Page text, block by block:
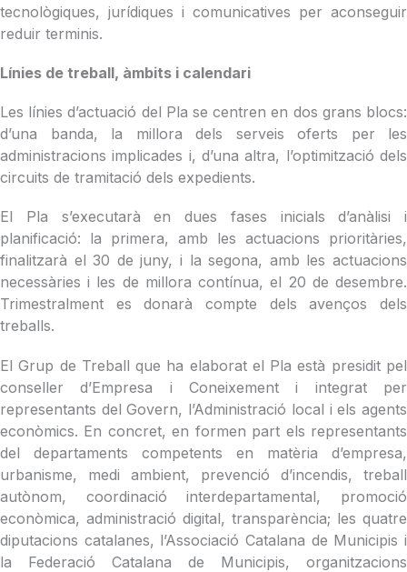
tecnològiques, jurídiques i comunicatives per aconseguir
reduir terminis.
Línies de treball, àmbits i calendari
Les línies d’actuació del Pla se centren en dos grans blocs:
d’una banda, la millora dels serveis oferts per les
administracions implicades i, d’una altra, l’optimització dels
circuits de tramitació dels expedients.
El Pla s’executarà en dues fases inicials d’anàlisi i
planificació: la primera, amb les actuacions prioritàries,
finalitzarà el 30 de juny, i la segona, amb les actuacions
necessàries i les de millora contínua, el 20 de desembre.
Trimestralment es donarà compte dels avenços dels
treballs.
El Grup de Treball que ha elaborat el Pla està presidit pel
conseller d’Empresa i Coneixement i integrat per
representants del Govern, l’Administració local i els agents
econòmics. En concret, en formen part els representants
del departaments competents en matèria d’empresa,
urbanisme, medi ambient, prevenció d’incendis, treball
autònom, coordinació interdepartamental, promoció
econòmica, administració digital, transparència; les quatre
diputacions catalanes, l’Associació Catalana de Municipis i
la Federació Catalana de Municipis, organitzacions